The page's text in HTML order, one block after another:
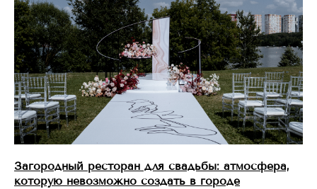
Загородный ресторан для свадьбы: атмосфера,
которую невозможно создать в городе